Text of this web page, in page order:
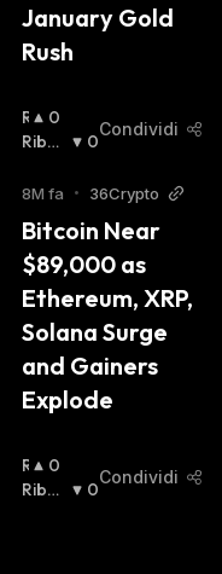
January Gold
Rush
R
I
L
I
S
T
A
:
0
Ribas
0
Condividi
8M fa • 36Crypto
Bitcoin Near
$89,000 as
Ethereum, XRP,
Solana Surge
and Gainers
Explode
R
I
0
Ribas
0
Condividi